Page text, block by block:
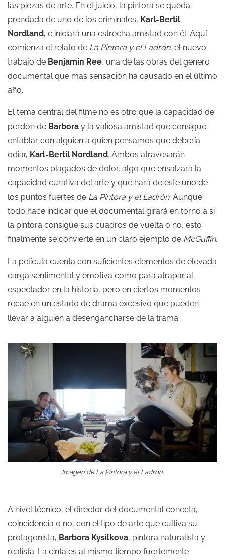
las piezas de arte. En el juicio, la pintora se queda
prendada de uno de los criminales, Karl-Bertil
Nordland, e iniciará una estrecha amistad con él. Aquí
comienza el relato de La Pintora y el Ladrón, el nuevo
trabajo de Benjamin Ree, una de las obras del género
documental que más sensación ha causado en el último
año.
El tema central del filme no es otro que la capacidad de
perdón de Barbora y la valiosa amistad que consigue
entablar con alguien a quien pensamos que debería
odiar, Karl-Bertil Nordland. Ambos atravesarán
momentos plagados de dolor, algo que ensalzará la
capacidad curativa del arte y que hará de este uno de
los puntos fuertes de La Pintora y el Ladrón. Aunque
todo hace indicar que el documental girará en torno a si
la pintora consigue sus cuadros de vuelta o no, esto
finalmente se convierte en un claro ejemplo de McGuffin.
La película cuenta con suficientes elementos de elevada
carga sentimental y emotiva como para atrapar al
espectador en la historia, pero en ciertos momentos
recae en un estado de drama excesivo que pueden
llevar a alguien a desengancharse de la trama.
Imagen de La Pintora y el Ladrón.
A nivel técnico, el director del documental conecta,
coincidencia o no, con el tipo de arte que cultiva su
protagonista, Barbora Kysilkova, pintora naturalista y
realista. La cinta es al mismo tiempo fuertemente